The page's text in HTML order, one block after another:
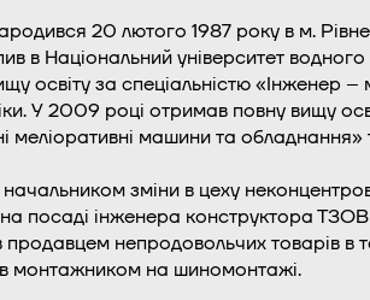
20 лютого 1987 року в м.
в Національний університет
освіту за спеціальністю «Інженер –
У 2009 році отримав повну вищу
меліоративні машини та
зміни в цеху
посаді інженера конструктора
непродовольчих товарів в
на шиномонтажі.